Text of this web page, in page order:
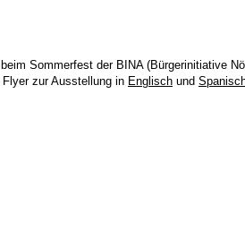
Sommerfest der BINA (Bürgerinitiative
zur Ausstellung in Englisch und